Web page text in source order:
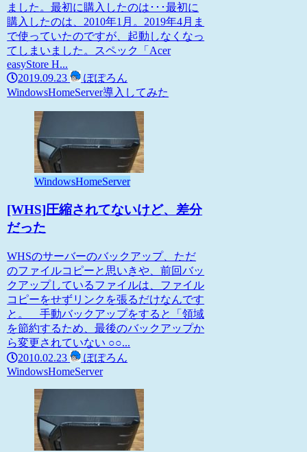
ました。最初に購入したのは･･･最初に
購入したのは、2010年1月。2019年4月ま
で使っていたのですが、起動しなくなっ
てしまいました。スペック「Acer
easyStore H...
2019.09.23
ぽぽろん
WindowsHomeServer導入してみた
WindowsHomeServer
[WHS]圧縮されてないけど、差分
だった
WHSのサーバーのバックアップ、ただ
のファイルコピーと思いきや、前回バッ
クアップしているファイルは、ファイル
コピーをせずリンクを張るだけなんです
と。 手動バックアップをすると「領域
を節約するため、最後のバックアップか
ら変更されていない ○○...
2010.02.23
ぽぽろん
WindowsHomeServer